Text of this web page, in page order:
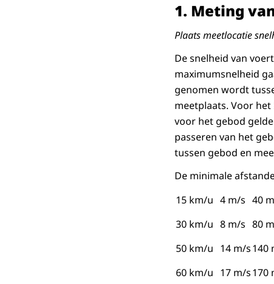
1. Meting
Plaats meetlocatie
De snelheid van
maximumsnelheid
genomen wordt
meetplaats. Voor
voor het gebod
passeren van het
tussen gebod en
De minimale
15 km/u 4 m/s 40
30 km/u 8 m/s 80
50 km/u 14 m/s140
60 km/u 17 m/s170